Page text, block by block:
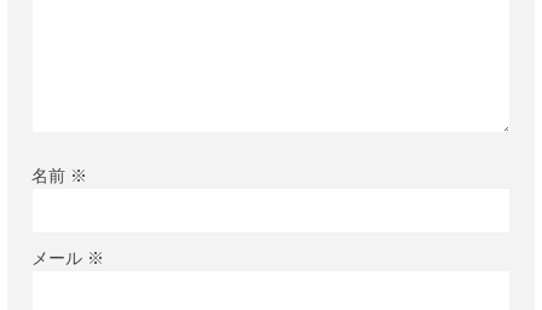
名前 ※
メール ※